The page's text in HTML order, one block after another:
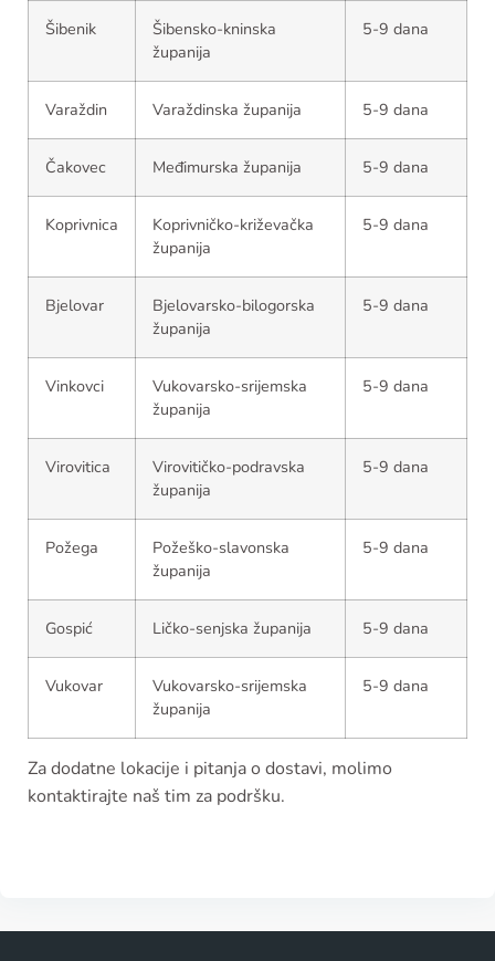
Šibenik
Šibensko-kninska
županija
5-9 dana
Varaždin Varaždinska županija 5-9 dana
Čakovec Međimurska županija 5-9 dana
Koprivnica
Koprivničko-križevačka
županija
5-9 dana
Bjelovar
Bjelovarsko-bilogorska
županija
5-9 dana
Vinkovci
Vukovarsko-srijemska
županija
5-9 dana
Virovitica
Virovitičko-podravska
županija
5-9 dana
Požega
Požeško-slavonska
županija
5-9 dana
Gospić Ličko-senjska županija 5-9 dana
Vukovar
Vukovarsko-srijemska
županija
5-9 dana
Za dodatne lokacije i pitanja o dostavi, molimo
kontaktirajte naš tim za podršku.